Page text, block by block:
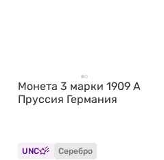
Монета 3 марки 1909 А
Пруссия Германия
UNC Серебро